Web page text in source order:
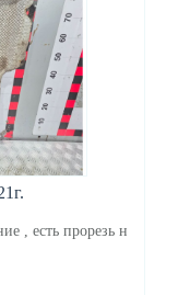
, есть прорезь н